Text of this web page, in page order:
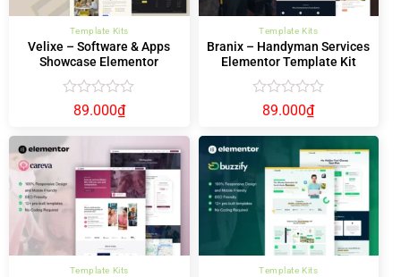
Template Kits
Velixe – Software & Apps
Showcase Elementor
Template Kit
Được
hạng
0
89.000₫
Template Kits
Branix – Handyman Services
Elementor Template Kit
Được
hạng
0
sao
89.000₫
Template Kits Template Kits